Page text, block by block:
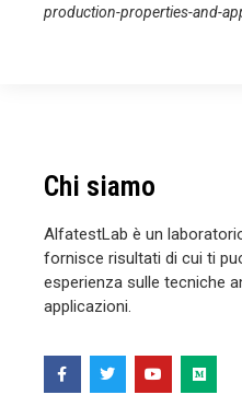
production-properties-and-
Chi siamo
AlfatestLab è un
fornisce risultati di cui ti
esperienza sulle tecniche
applicazioni.